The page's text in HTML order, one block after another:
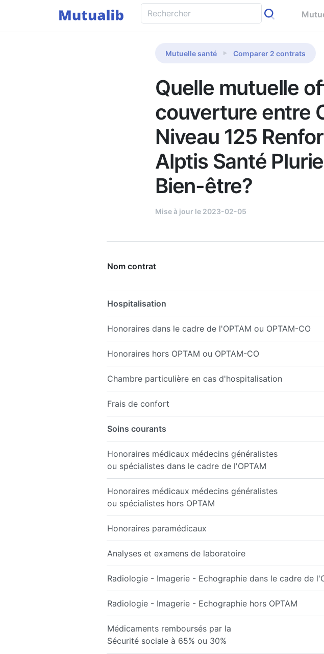
Mutuelle santé Comparer 2 contrats
Quelle mutuelle
couverture entre
Niveau 125
Alptis Santé
Bien-être?
Mise à jour le 2023-02-05
Nom contrat
Hospitalisation
Honoraires dans le cadre de l'OPTAM ou OPTAM-CO
Honoraires hors OPTAM ou OPTAM-CO
Chambre particulière en cas d'hospitalisation
Frais de confort
Soins courants
Honoraires médicaux médecins généralistes
ou spécialistes dans le cadre de l'OPTAM
Honoraires médicaux médecins généralistes
ou spécialistes hors OPTAM
Honoraires paramédicaux
Analyses et examens de laboratoire
Radiologie - Imagerie - Echographie dans le cadre de
Radiologie - Imagerie - Echographie hors OPTAM
Médicaments remboursés par la
Sécurité sociale à 65% ou 30%